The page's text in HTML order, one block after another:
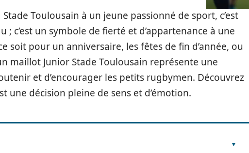
Toulousain à un jeune passionné de sport, c’est
; c’est un symbole de fierté et d’appartenance à une
soit pour un anniversaire, les fêtes de fin d’année, ou
maillot Junior Stade Toulousain représente une
et d’encourager les petits rugbymen. Découvrez
une décision pleine de sens et d’émotion.